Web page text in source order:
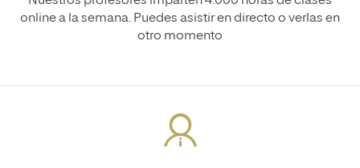
online a la semana. Puedes asistir en directo o verlas en
otro momento